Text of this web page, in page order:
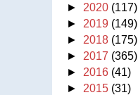
► 2020 (117)
► 2019 (149)
► 2018 (175)
► 2017 (365)
► 2016 (41)
► 2015 (31)